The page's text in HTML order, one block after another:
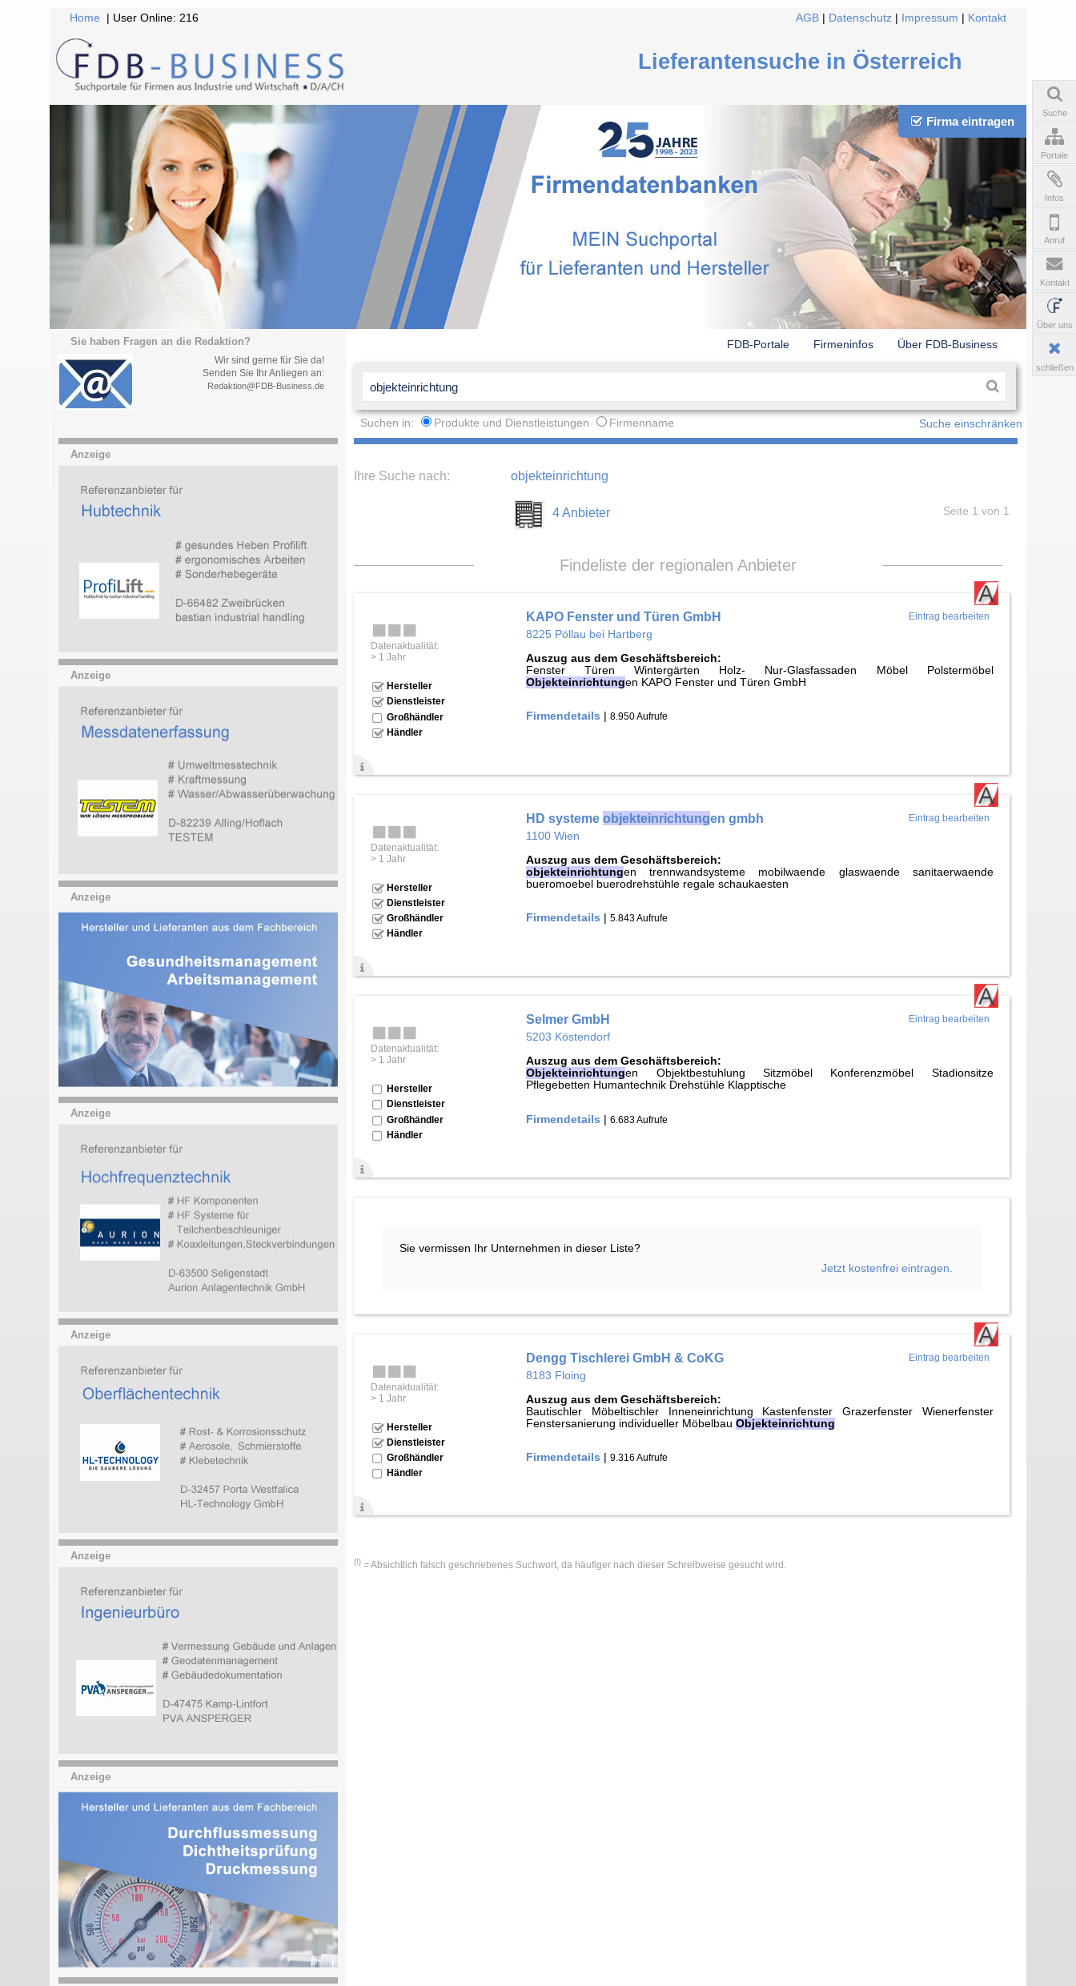
Home | User Online: 216 AGB Datenschutz Impressum Kontakt
Lieferantensuche in Österreich
Firma eintragen
Sie haben Fragen an die Redaktion?
Wir sind gerne für Sie da!
Senden Sie Ihr Anliegen an:
Redaktion@FDB-Business.de
FDB-Portale Firmeninfos Über FDB-Business
Suchen in: Produkte und Dienstleistungen Firmenname Suche einschränken
Anzeige
Anzeige
Anzeige
Anzeige
Anzeige
Anzeige
Anzeige
Ihre Suche nach: objekteinrichtung
4 Anbieter Seite 1 von 1
Findeliste der regionalen Anbieter
Datenaktualität:
> 1 Jahr
Hersteller
Dienstleister
Großhändler
Händler
Eintrag bearbeiten
KAPO Fenster und Türen GmbH
8225 Pöllau bei Hartberg
Auszug aus dem Geschäftsbereich:
Fenster Türen Wintergärten Holz- Nur-Glasfassaden Möbel Polstermöbel
Objekteinrichtungen KAPO Fenster und Türen GmbH
Firmendetails |8.950 Aufrufe
Datenaktualität:
> 1 Jahr
Hersteller
Dienstleister
Großhändler
Händler
Eintrag bearbeiten
HD systemeobjekteinrichtungen gmbh
1100 Wien
Auszug aus dem Geschäftsbereich:
objekteinrichtungen trennwandsysteme mobilwaende glaswaende sanitaerwaende
bueromoebel buerodrehstühle regale schaukaesten
Firmendetails |5.843 Aufrufe
Datenaktualität:
> 1 Jahr
Hersteller
Dienstleister
Großhändler
Händler
Eintrag bearbeiten
Selmer GmbH
5203 Köstendorf
Auszug aus dem Geschäftsbereich:
Objekteinrichtungen Objektbestuhlung Sitzmöbel Konferenzmöbel Stadionsitze
Pflegebetten Humantechnik Drehstühle Klapptische
Firmendetails |6.683 Aufrufe
Sie vermissen Ihr Unternehmen in dieser Liste?
Jetzt kostenfrei eintragen.
Datenaktualität:
> 1 Jahr
Hersteller
Dienstleister
Großhändler
Händler
Eintrag bearbeiten
Dengg Tischlerei GmbH & CoKG
8183 Floing
Auszug aus dem Geschäftsbereich:
Bautischler Möbeltischler Inneneinrichtung Kastenfenster Grazerfenster Wienerfenster
Fenstersanierung individueller MöbelbauObjekteinrichtung
Firmendetails |9.316 Aufrufe
{!} = Absichtlich falsch geschriebenes Suchwort, da häufiger nach dieser Schreibweise gesucht wird.
Suche
Portale
Infos
Anruf
Kontakt
Über uns
schließen